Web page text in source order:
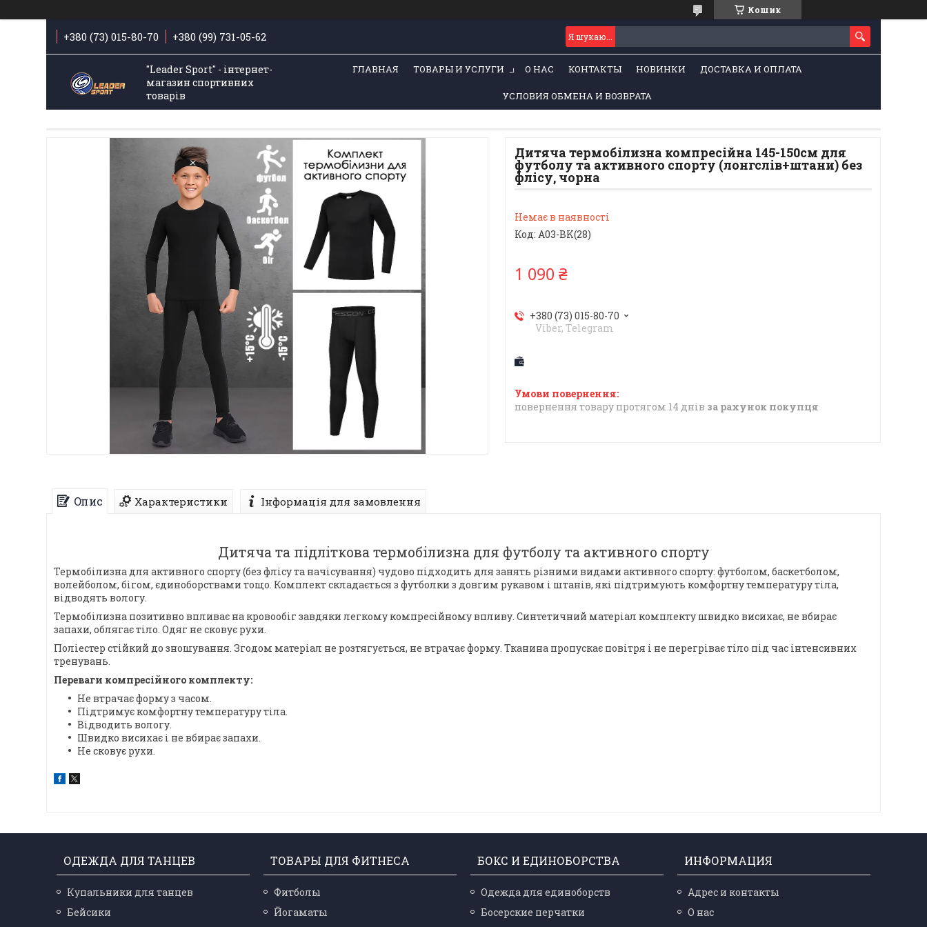
Кошик
+380 (73) 015-80-70 +380 (99) 731-05-62
"Leader Sport" - інтернет-
магазин спортивних
товарів
ГЛАВНАЯ ТОВАРЫ И УСЛУГИ О НАС КОНТАКТЫ НОВИНКИ ДОСТАВКА И ОПЛАТА
УСЛОВИЯ ОБМЕНА И ВОЗВРАТА
Дитяча термобілизна компресійна 145-150см для
футболу та активного спорту (лонгслів+штани) без
флісу, чорна
Немає в наявності
Код: A03-BK(28)
1 090 ₴
+380 (73) 015-80-70
Viber, Telegram
повернення товару протягом 14 днів за рахунок покупця
Опис Характеристики Інформація для замовлення
Дитяча та підліткова термобілизна для футболу та активного спорту
Термобілизна для активного спорту (без флісу та начісування) чудово підходить для занять різними видами активного спорту: футболом, баскетболом,
волейболом, бігом, єдиноборствами тощо. Комплект складається з футболки з довгим рукавом і штанів, які підтримують комфортну температуру тіла,
відводять вологу.
Термобілизна позитивно впливає на кровообіг завдяки легкому компресійному впливу. Синтетичний матеріал комплекту швидко висихає, не вбирає
запахи, облягає тіло. Одяг не сковує рухи.
Поліестер стійкий до зношування. Згодом матеріал не розтягується, не втрачає форму. Тканина пропускає повітря і не перегріває тіло під час інтенсивних
тренувань.
Переваги компресійного комплекту:
Не втрачає форму з часом.
Підтримує комфортну температуру тіла.
Відводить вологу.
Швидко висихає і не вбирає запахи.
Не сковує рухи.
ОДЕЖДА ДЛЯ ТАНЦЕВ
Купальники для танцев
Бейсики
ТОВАРЫ ДЛЯ ФИТНЕСА
Фитболы
Йогаматы
БОКС И ЕДИНОБОРСТВА
Одежда для единоборств
Босерские перчатки
ИНФОРМАЦИЯ
Адрес и контакты
О нас